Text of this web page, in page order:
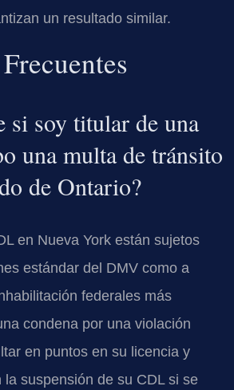
un resultado similar.
si soy titular de una
una multa de tránsito
de Ontario?
en Nueva York están sujetos
estándar del DMV como a
federales más
condena por una violación
en puntos en su licencia y
la suspensión de su CDL si se